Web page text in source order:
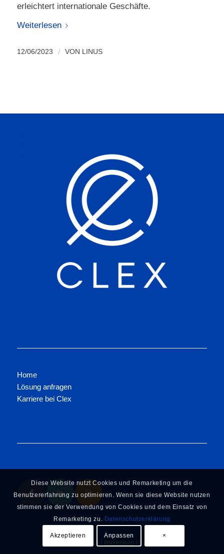
erleichtert internationale Geschäfte.
Weiterlesen
12/06/2023 / VON LINUS
Home
Lösung anfragen
Karriere bei Clex
© Copyright 2025 | Impressum | Datenschutz
Diese Website nutzt Cookies und Remarketing um die
Benutzererfahrung zu optimieren. Wenn sie diese Website nutzen
stimmen sie der Verwendung von Cookies und dem Einsatz von
Remarketing zu. Datenschutzerklärung
Akzeptieren Anpassen ×